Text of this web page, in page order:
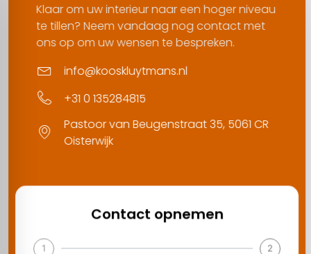
Klaar om uw interieur naar een hoger niveau
te tillen? Neem vandaag nog contact met
ons op om uw wensen te bespreken.
info@kooskluytmans.nl
+31 0 135284815
Pastoor van Beugenstraat 35, 5061 CR
Oisterwijk
Contact opnemen
1 2